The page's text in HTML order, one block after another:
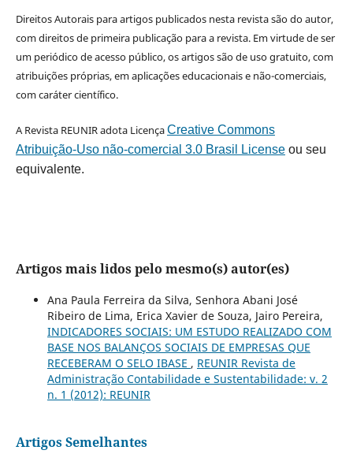
Direitos Autorais para artigos publicados nesta revista são do autor,
com direitos de primeira publicação para a revista. Em virtude de ser
um periódico de acesso público, os artigos são de uso gratuito, com
atribuições próprias, em aplicações educacionais e não-comerciais,
com caráter científico.
A Revista REUNIR adota LicençaCreative Commons
Atribuição-Uso não-comercial 3.0 Brasil Licenseou seu
equivalente.
Artigos mais lidos pelo mesmo(s) autor(es)
Ana Paula Ferreira da Silva, Senhora Abani José
Ribeiro de Lima, Erica Xavier de Souza, Jairo Pereira,
INDICADORES SOCIAIS: UM ESTUDO REALIZADO COM
BASE NOS BALANÇOS SOCIAIS DE EMPRESAS QUE
RECEBERAM O SELO IBASE , REUNIR Revista de
Administração Contabilidade e Sustentabilidade: v. 2
n. 1 (2012): REUNIR
Artigos Semelhantes